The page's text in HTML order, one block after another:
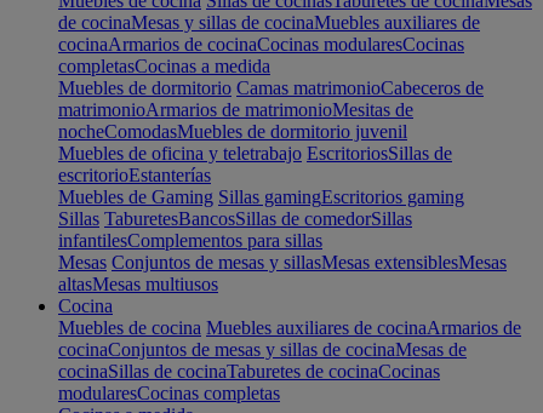
de cocinaMesas y sillas de cocinaMuebles auxiliares de
cocinaArmarios de cocinaCocinas modularesCocinas
completasCocinas a medida
Muebles de dormitorio Camas matrimonioCabeceros de
matrimonioArmarios de matrimonioMesitas de
nocheComodasMuebles de dormitorio juvenil
Muebles de oficina y teletrabajo EscritoriosSillas de
escritorioEstanterías
Muebles de Gaming Sillas gamingEscritorios gaming
Sillas TaburetesBancosSillas de comedorSillas
infantilesComplementos para sillas
Mesas Conjuntos de mesas y sillasMesas extensiblesMesas
altasMesas multiusos
Cocina
Muebles de cocina Muebles auxiliares de cocinaArmarios de
cocinaConjuntos de mesas y sillas de cocinaMesas de
cocinaSillas de cocinaTaburetes de cocinaCocinas
modularesCocinas completas